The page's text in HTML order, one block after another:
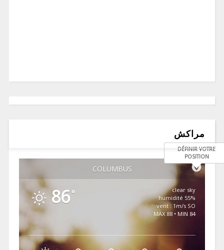
مراكش
COLUMBUS
DÉFINIR VOTRE
POSITION
86 °
clear sky
55% humidité
vent : 1m/s SO
MAX 88 • MIN 84